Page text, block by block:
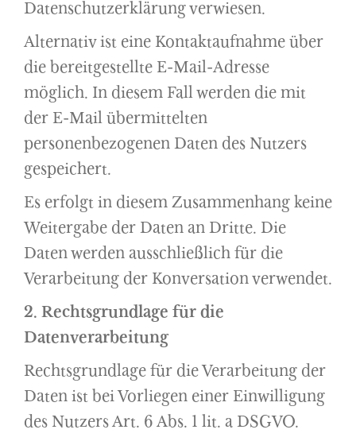
Datenschutzerklärung verwiesen.
Alternativ ist eine Kontaktaufnahme über
die bereitgestellte E-Mail-Adresse
möglich. In diesem Fall werden die mit
der E-Mail übermittelten
personenbezogenen Daten des Nutzers
gespeichert.
Es erfolgt in diesem Zusammenhang keine
Weitergabe der Daten an Dritte. Die
Daten werden ausschließlich für die
Verarbeitung der Konversation verwendet.
2. Rechtsgrundlage für die
Datenverarbeitung
Rechtsgrundlage für die Verarbeitung der
Daten ist bei Vorliegen einer Einwilligung
des Nutzers Art. 6 Abs. 1 lit. a DSGVO.